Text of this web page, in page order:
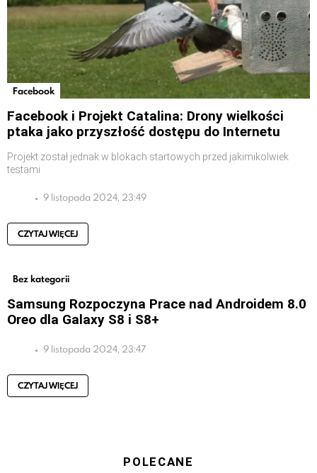
Facebook
Facebook i Projekt Catalina: Drony wielkości
ptaka jako przyszłość dostępu do Internetu
Projekt został jednak w blokach startowych przed jakimikolwiek
testami
9 listopada 2024, 23:49
CZYTAJ WIĘCEJ
Bez kategorii
Samsung Rozpoczyna Prace nad Androidem 8.0
Oreo dla Galaxy S8 i S8+
9 listopada 2024, 23:47
CZYTAJ WIĘCEJ
POLECANE